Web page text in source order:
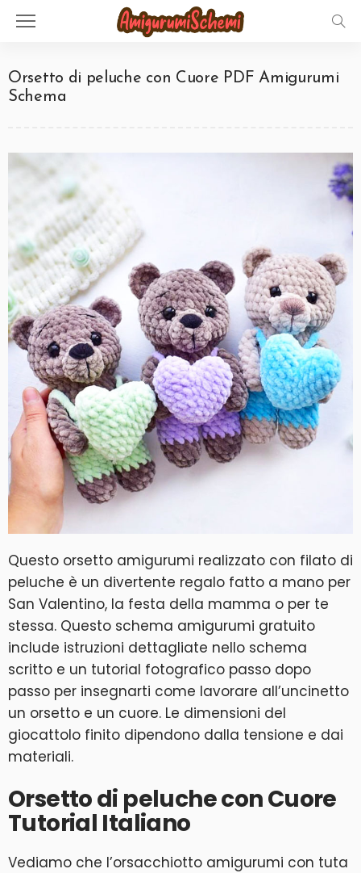
Orsetto di peluche con Cuore PDF Amigurumi
Schema
Questo orsetto amigurumi realizzato con filato di
peluche è un divertente regalo fatto a mano per
San Valentino, la festa della mamma o per te
stessa. Questo schema amigurumi gratuito
include istruzioni dettagliate nello schema
scritto e un tutorial fotografico passo dopo
passo per insegnarti come lavorare all’uncinetto
un orsetto e un cuore. Le dimensioni del
giocattolo finito dipendono dalla tensione e dai
materiali.
Orsetto di peluche con Cuore
Tutorial Italiano
Vediamo che l’orsacchiotto amigurumi con tuta